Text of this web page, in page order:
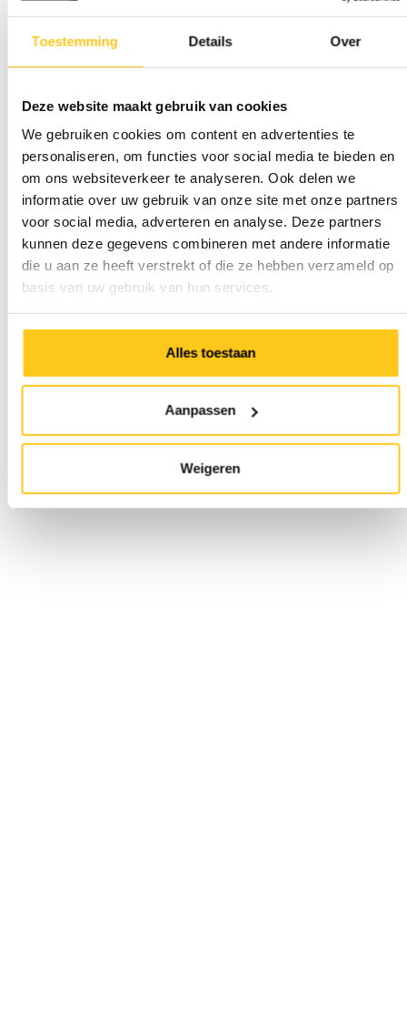
Toestemming Details Over
Deze website maakt gebruik van cookies
We gebruiken cookies om content en advertenties te
personaliseren, om functies voor social media te bieden en
om ons websiteverkeer te analyseren. Ook delen we
informatie over uw gebruik van onze site met onze partners
voor social media, adverteren en analyse. Deze partners
kunnen deze gegevens combineren met andere informatie
die u aan ze heeft verstrekt of die ze hebben verzameld op
basis van uw gebruik van hun services.
Alles toestaan
Aanpassen
Weigeren